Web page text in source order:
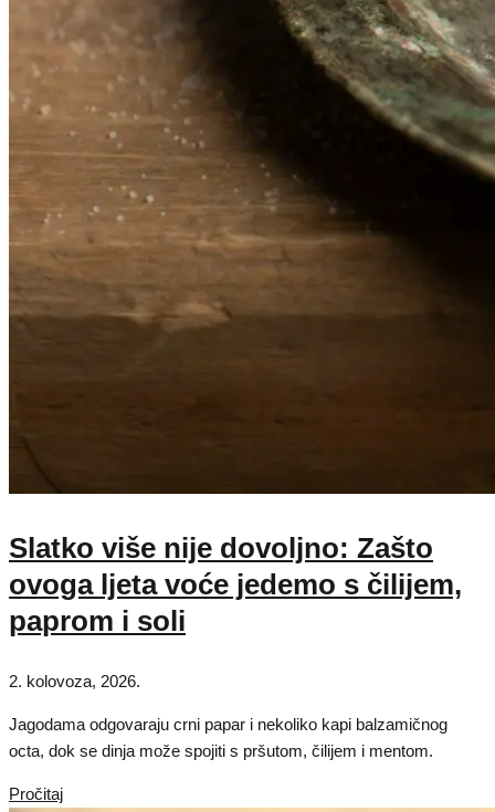
Slatko više nije dovoljno: Zašto
ovoga ljeta voće jedemo s čilijem,
paprom i soli
2. kolovoza, 2026.
Jagodama odgovaraju crni papar i nekoliko kapi balzamičnog
octa, dok se dinja može spojiti s pršutom, čilijem i mentom.
Pročitaj